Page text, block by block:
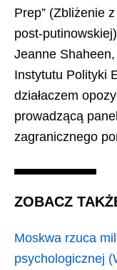
Prep” (Zbliżenie
post-
Jeanne
Instytutu Polityki
działaczem
prowadzącą
zagranicznego
ZOBACZ
Moskwa rzuca
psychologicznej